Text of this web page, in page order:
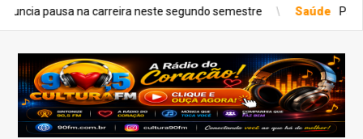
neste segundo semestre Saúde Paulistanos enfrentam